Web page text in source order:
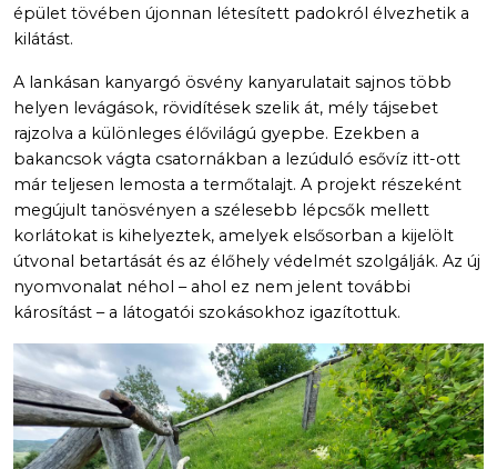
épület tövében újonnan létesített padokról élvezhetik a
kilátást.
A lankásan kanyargó ösvény kanyarulatait sajnos több
helyen levágások, rövidítések szelik át, mély tájsebet
rajzolva a különleges élővilágú gyepbe. Ezekben a
bakancsok vágta csatornákban a lezúduló esővíz itt-ott
már teljesen lemosta a termőtalajt. A projekt részeként
megújult tanösvényen a szélesebb lépcsők mellett
korlátokat is kihelyeztek, amelyek elsősorban a kijelölt
útvonal betartását és az élőhely védelmét szolgálják. Az új
nyomvonalat néhol – ahol ez nem jelent további
károsítást – a látogatói szokásokhoz igazítottuk.